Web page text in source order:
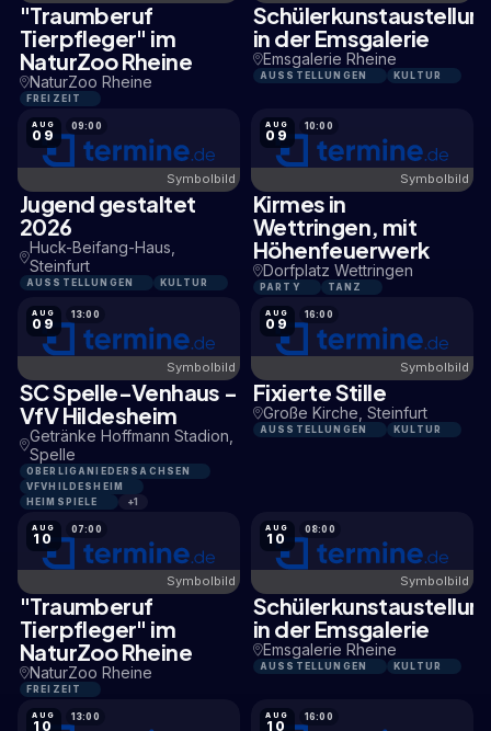
2,1 KM
"Traumberuf
Tierpfleger" im
NaturZoo Rheine
NaturZoo Rheine
FREIZEIT
0,5 KM
in der Emsgalerie
Emsgalerie Rheine
AUSSTELLUNGEN KULTUR
AUG
09
09:00
16,1 KM
Symbolbild
Jugend gestaltet
2026
Huck-Beifang-Haus,
Steinfurt
AUSSTELLUNGEN KULTUR
AUG
09
10:00
11,2 KM
Symbolbild
Kirmes in
Wettringen, mit
Höhenfeuerwerk
Dorfplatz Wettringen
PARTY TANZ
AUG
09
13:00
9,5 KM
Symbolbild
SC Spelle-Venhaus -
VfV Hildesheim
Getränke Hoffmann Stadion,
Spelle
OBERLIGANIEDERSACHSEN
VFVHILDESHEIM
HEIMSPIELE
+1
AUG
09
16:00
16,5 KM
Symbolbild
Fixierte Stille
Große Kirche, Steinfurt
AUSSTELLUNGEN KULTUR
AUG
10
07:00
2,1 KM
Symbolbild
"Traumberuf
Tierpfleger" im
NaturZoo Rheine
NaturZoo Rheine
FREIZEIT
AUG
10
08:00
0,5 KM
Symbolbild
in der Emsgalerie
Emsgalerie Rheine
AUSSTELLUNGEN KULTUR
AUG
10
13:00 AUG
10
16:00